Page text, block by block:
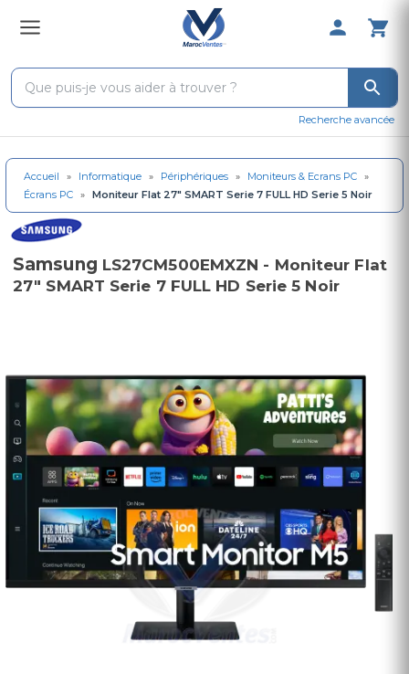
0 Produit
Recherche avancée
Accueil » Informatique » Périphériques » Moniteurs & Ecrans PC »
Écrans PC » Moniteur Flat 27" SMART Serie 7 FULL HD Serie 5 Noir
Samsung LS27CM500EMXZN - Moniteur Flat
27" SMART Serie 7 FULL HD Serie 5 Noir